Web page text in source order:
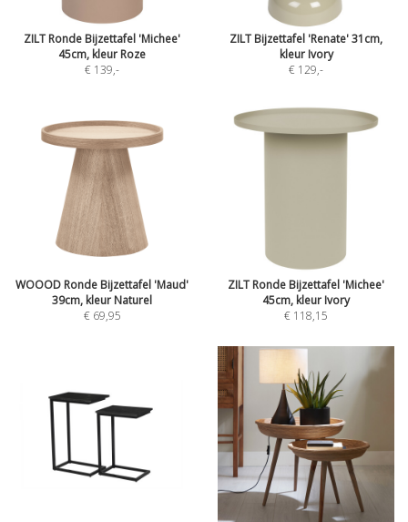
ZILT Ronde Bijzettafel 'Michee'
45cm, kleur Roze
€ 139,-
ZILT Bijzettafel 'Renate' 31cm,
kleur Ivory
€ 129,-
WOOOD Ronde Bijzettafel 'Maud'
39cm, kleur Naturel
€ 69,95
ZILT Ronde Bijzettafel 'Michee'
45cm, kleur Ivory
€ 118,15